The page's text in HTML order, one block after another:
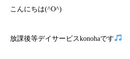
こんにちは(^O^)
放課後等デイサービスkonohaです